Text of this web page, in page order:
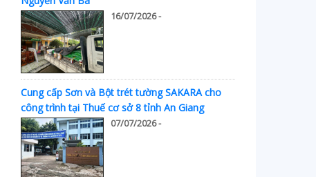
16/07/2026 -
Cung cấp Sơn và Bột trét tường SAKARA cho
công trình tại Thuế cơ sở 8 tỉnh An Giang
07/07/2026 -